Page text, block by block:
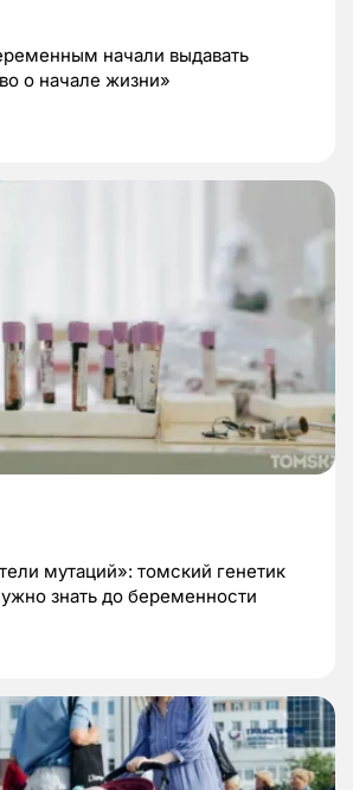
начали выдавать
о начале жизни»
мутаций»: томский генетик
знать до беременности